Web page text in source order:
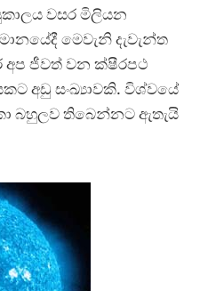
වසර මිලියන
මෙවැනි දැවැන්ත
අප ජීවත් වන ක්ෂීරපථ
අඩු සංඛ්‍යාවකි. විශ්වයේ
බහුලව තිබෙන්නට ඇතැයි